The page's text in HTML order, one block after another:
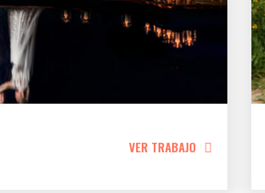
VER TRABAJO